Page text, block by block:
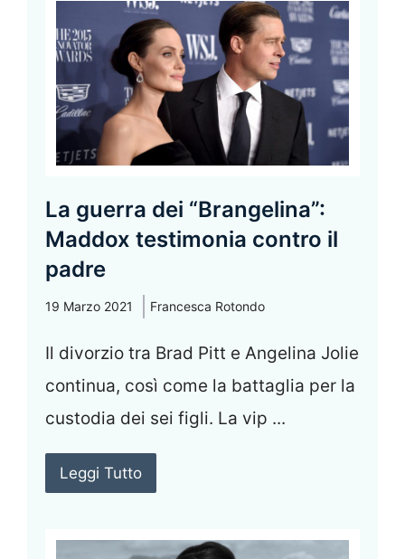
La guerra dei “Brangelina”:
Maddox testimonia contro il
padre
19 Marzo 2021 Francesca Rotondo
Il divorzio tra Brad Pitt e Angelina Jolie
continua, così come la battaglia per la
custodia dei sei figli. La vip ...
Leggi Tutto